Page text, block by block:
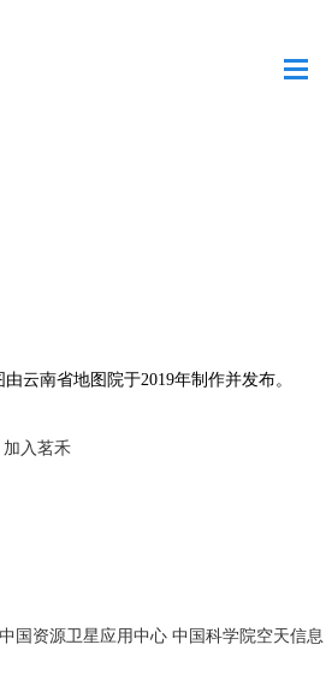
云南省地图院于2019年制作并发布。
加入茗禾
中国资源卫星应用中心 中国科学院空天信息